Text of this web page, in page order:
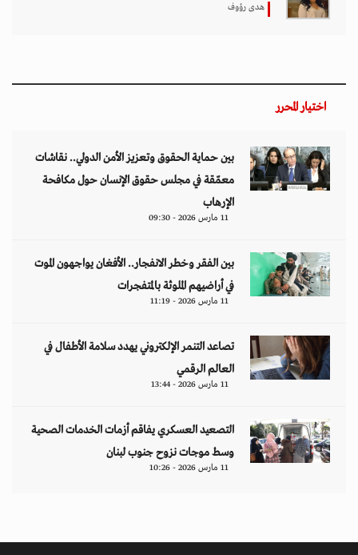
هدى رؤوف
اختيار المحرر
بين حماية الحقوق وتعزيز الأمن الدولي.. نقاشات
معمّقة في مجلس حقوق الإنسان حول مكافحة
الإرهاب
11 مارس 2026 - 09:30
بين الفقر وخطر الانفجار.. الأفغان يواجهون الموت
في أراضيهم الملوثة بالمتفجرات
11 مارس 2026 - 11:19
تصاعد التنمر الإلكتروني يهدد سلامة الأطفال في
العالم الرقمي
11 مارس 2026 - 13:44
التصعيد العسكري يفاقم أزمات الخدمات الصحية
وسط موجات نزوح جنوب لبنان
11 مارس 2026 - 10:26